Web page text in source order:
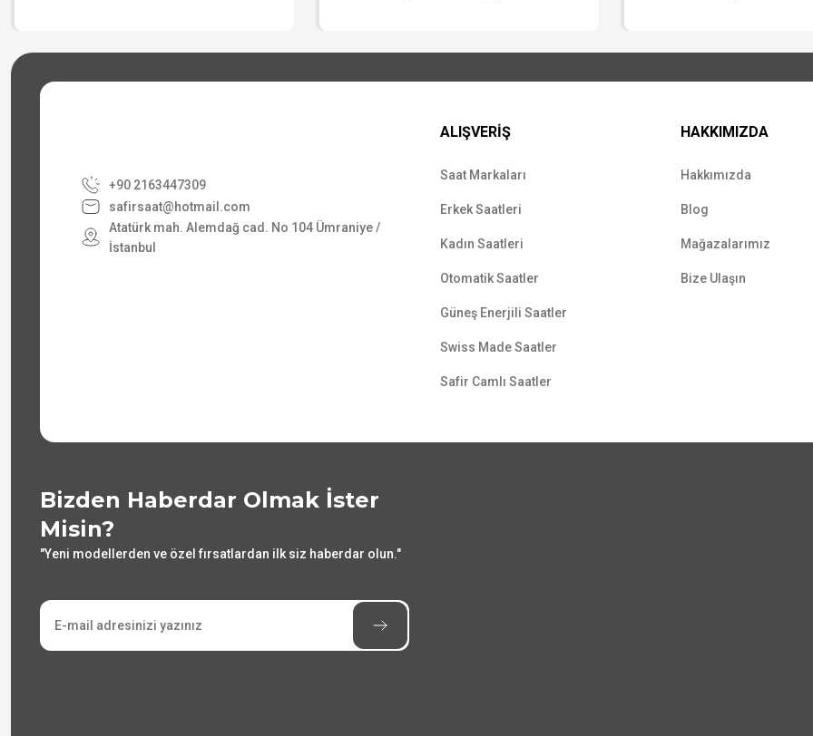
+90 2163447309
safirsaat@hotmail.com
Atatürk mah. Alemdağ cad. No 104 Ümraniye /
İstanbul
ALIŞVERİŞ
Saat Markaları
Erkek Saatleri
Kadın Saatleri
Otomatik Saatler
Güneş Enerjili Saatler
Swiss Made Saatler
Safir Camlı Saatler
HAKKIMIZDA
Hakkımızda
Blog
Mağazalarımız
Bize Ulaşın
Bizden Haberdar Olmak İster
Misin?
"Yeni modellerden ve özel fırsatlardan ilk siz haberdar olun."